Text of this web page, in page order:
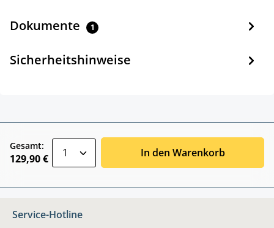
Dokumente 1
Sicherheitshinweise
Gesamt:
129,90 € In den Warenkorb
Service-Hotline